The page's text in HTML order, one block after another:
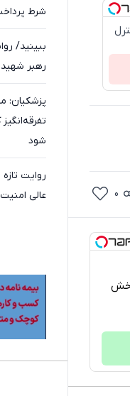
0
شرط
ببینید/
رهبر شهید پس
پزشکیان:
شود
روایت
عالی